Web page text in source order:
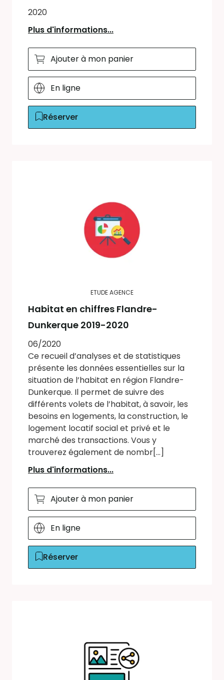
2020
Plus d'informations...
Ajouter à mon panier
En ligne
Réserver
ETUDE AGENCE
Habitat en chiffres Flandre-
Dunkerque 2019-2020
06/2020
Ce recueil d’analyses et de statistiques
présente les données essentielles sur la
situation de l’habitat en région Flandre-
Dunkerque. Il permet de suivre des
différents volets de l’habitat, à savoir, les
besoins en logements, la construction, le
logement locatif social et privé et le
marché des transactions. Vous y
trouverez également de nombr[...]
Plus d'informations...
Ajouter à mon panier
En ligne
Réserver